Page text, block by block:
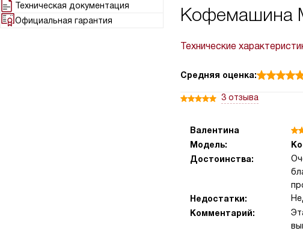
Техническая документация
Официальная гарантия
Кофемашина
Технические
Средняя оценка:
3 отзыва
Валентина
Модель:
Достоинства:
Недостатки:
Комментарий: